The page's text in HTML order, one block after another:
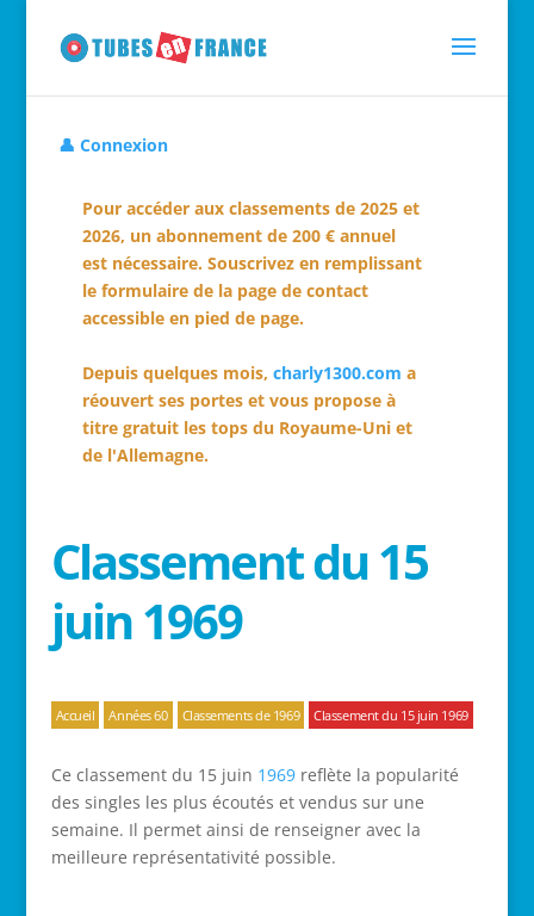
👤 Connexion
Pour accéder aux classements de 2025 et
2026, un abonnement de 200 € annuel
est nécessaire. Souscrivez en remplissant
le formulaire de la page de contact
accessible en pied de page.
Depuis quelques mois, charly1300.com a
réouvert ses portes et vous propose à
titre gratuit les tops du Royaume-Uni et
de l'Allemagne.
Classement du 15
juin 1969
Accueil Années 60 Classements de 1969 Classement du 15 juin 1969
Ce classement du 15 juin 1969reflète la popularité
des singles les plus écoutés et vendus sur une
semaine. Il permet ainsi de renseigner avec la
meilleure représentativité possible.